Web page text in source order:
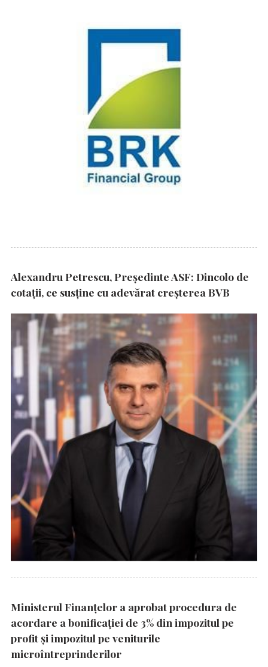
Alexandru Petrescu, Președinte ASF: Dincolo de
cotații, ce susține cu adevărat creșterea BVB
Ministerul Finanțelor a aprobat procedura de
acordare a bonificației de 3% din impozitul pe
profit și impozitul pe veniturile
microîntreprinderilor